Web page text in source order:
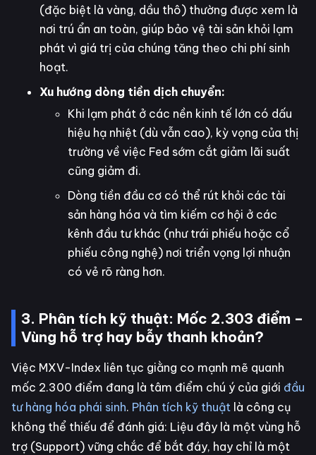
(đặc biệt là vàng, dầu thô) thường được xem là
nơi trú ẩn an toàn, giúp bảo vệ tài sản khỏi lạm
phát vì giá trị của chúng tăng theo chi phí sinh
hoạt.
Xu hướng dòng tiền dịch chuyển:
Khi lạm phát ở các nền kinh tế lớn có dấu
hiệu hạ nhiệt (dù vẫn cao), kỳ vọng của thị
trường về việc Fed sớm cắt giảm lãi suất
cũng giảm đi.
Dòng tiền đầu cơ có thể rút khỏi các tài
sản hàng hóa và tìm kiếm cơ hội ở các
kênh đầu tư khác (như trái phiếu hoặc cổ
phiếu công nghệ) nơi triển vọng lợi nhuận
có vẻ rõ ràng hơn.
3. Phân tích kỹ thuật: Mốc 2.303 điểm –
Vùng hỗ trợ hay bẫy thanh khoản?
Việc MXV-Index liên tục giằng co mạnh mẽ quanh
mốc 2.300 điểm đang là tâm điểm chú ý của giới đầu
tư hàng hóa phái sinh. Phân tích kỹ thuật là công cụ
không thể thiếu để đánh giá: Liệu đây là một vùng hỗ
trợ (Support) vững chắc để bắt đáy, hay chỉ là một